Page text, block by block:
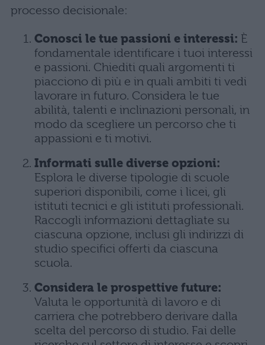
processo decisionale:
Conosci le tue passioni e interessi: È
fondamentale identificare i tuoi interessi
e passioni. Chiediti quali argomenti ti
piacciono di più e in quali ambiti ti vedi
lavorare in futuro. Considera le tue
abilità, talenti e inclinazioni personali, in
modo da scegliere un percorso che ti
appassioni e ti motivi.
Informati sulle diverse opzioni:
Esplora le diverse tipologie di scuole
superiori disponibili, come i licei, gli
istituti tecnici e gli istituti professionali.
Raccogli informazioni dettagliate su
ciascuna opzione, inclusi gli indirizzi di
studio specifici offerti da ciascuna
scuola.
Considera le prospettive future:
Valuta le opportunità di lavoro e di
carriera che potrebbero derivare dalla
scelta del percorso di studio. Fai delle